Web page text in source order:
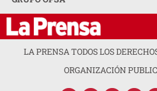
LA PRENSA TODOS LOS
ORGANIZACIÓN